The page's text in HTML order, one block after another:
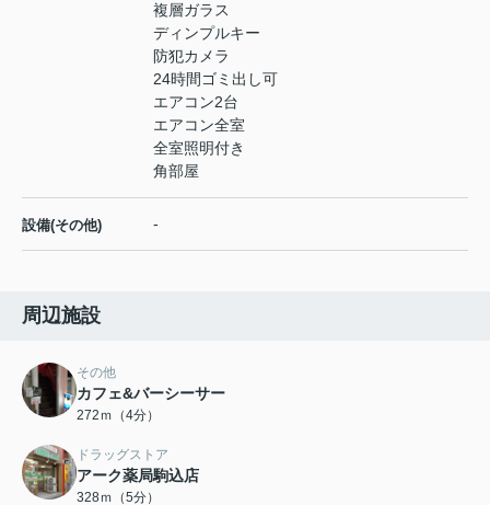
複層ガラス
ディンプルキー
防犯カメラ
24時間ゴミ出し可
エアコン2台
エアコン全室
全室照明付き
角部屋
設備(その他) -
周辺施設
その他
カフェ&バーシーサー
272ｍ（4分）
ドラッグストア
アーク薬局駒込店
328ｍ（5分）